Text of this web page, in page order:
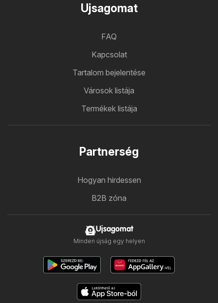
Ujsagomat
FAQ
Kapcsolat
Tartalom bejelentése
Városok listája
Termékek listája
Partnerség
Hogyan hirdessen
B2B zóna
Ujsagomat
Minden újság egy helyen